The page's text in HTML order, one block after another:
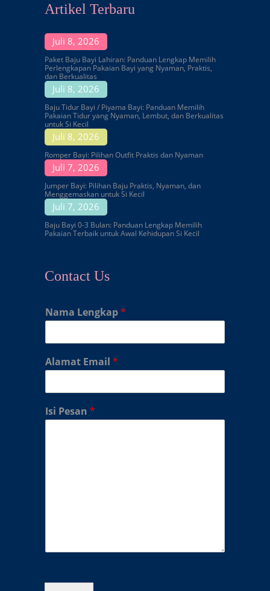
Artikel Terbaru
Juli 8, 2026
Paket Baju Bayi Lahiran: Panduan Lengkap Memilih
Perlengkapan Pakaian Bayi yang Nyaman, Praktis,
dan Berkualitas
Juli 8, 2026
Baju Tidur Bayi / Piyama Bayi: Panduan Memilih
Pakaian Tidur yang Nyaman, Lembut, dan Berkualitas
untuk Si Kecil
Juli 8, 2026
Romper Bayi: Pilihan Outfit Praktis dan Nyaman
Juli 7, 2026
Jumper Bayi: Pilihan Baju Praktis, Nyaman, dan
Menggemaskan untuk Si Kecil
Juli 7, 2026
Baju Bayi 0-3 Bulan: Panduan Lengkap Memilih
Pakaian Terbaik untuk Awal Kehidupan Si Kecil
Contact Us
Nama Lengkap*
Alamat Email *
Isi Pesan *